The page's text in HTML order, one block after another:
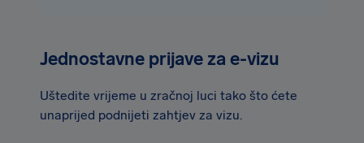
Jednostavne prijave za e-vizu
Uštedite vrijeme u zračnoj luci tako što ćete
unaprijed podnijeti zahtjev za vizu.